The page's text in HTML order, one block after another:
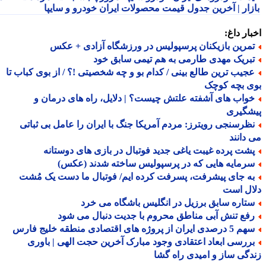
| آخرین جدول قیمت محصولات ایران خودرو و سایپا
داغ:
بازیکنان پرسپولیس در ورزشگاه آزادی + عکس
مهدی طارمی به هم تیمی سابق خود
ترین طالع بینی / کدام بو و چه شخصیتی !؟ / از بوی کباب تا
بچه کوچک
های آشفته علتش چیست؟ | دلایل، راه های درمان و
رویترز: مردم آمریکا جنگ با ایران را عامل بی ثباتی
پرده غیبت یاغی جدید فوتبال در بازی های دوستانه
هایی که در پرسپولیس ساخته شدند (عکس)
جای پیشرفت، پسرفت کرده ایم/ فوتبال ما دست یک مُشت
است
سابق برزیل در انگلیس باشگاه می خرد
تنش آبی مناطق محروم با جدیت دنبال می شود
از پروژه های اقتصادی منطقه خلیج فارس
ابعاد اعتقادی وجود مبارک آخرین حجت الهی | باوری
ساز و امیدی راه گشا